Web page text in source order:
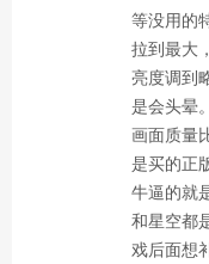
等没用的
拉到最大
亮度调到
是会头晕
画面质量
是买的正
牛逼的就
和星空都
戏后面想